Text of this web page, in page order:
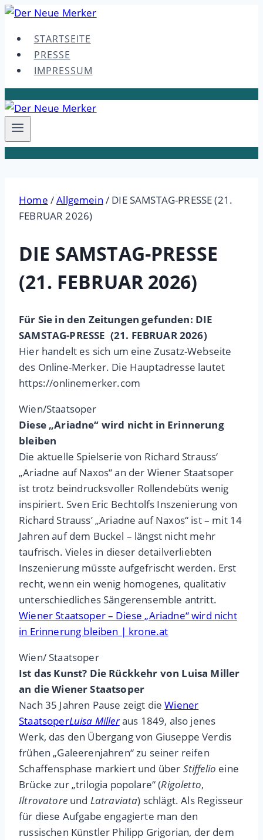
Skip
contentSTARTSEITE
PRESSE
IMPRESSUM
Home /Allgemein / DIE SAMSTAG-PRESSE (21.
FEBRUAR 2026)
DIE SAMSTAG-PRESSE
(21. FEBRUAR 2026)
Für Sie in den Zeitungen gefunden: DIE
SAMSTAG-PRESSE (21. FEBRUAR 2026)
Hier handelt es sich um eine Zusatz-Webseite
des Online-Merker. Die Hauptadresse lautet
https://onlinemerker.com
Wien/Staatsoper
Diese „Ariadne“ wird nicht in Erinnerung
bleiben
Die aktuelle Spielserie von Richard Strauss‘
„Ariadne auf Naxos“ an der Wiener Staatsoper
ist trotz beindrucksvoller Rollendebüts wenig
inspiriert. Sven Eric Bechtolfs Inszenierung von
Richard Strauss’ „Ariadne auf Naxos“ ist – mit 14
Jahren auf dem Buckel – längst nicht mehr
taufrisch. Vieles in dieser detailverliebten
Inszenierung müsste aufgefrischt werden. Erst
recht, wenn ein wenig homogenes, qualitativ
unterschiedliches Sängerensemble antritt.
Wiener Staatsoper – Diese „Ariadne“ wird nicht
in Erinnerung bleiben | krone.at
Wien/ Staatsoper
Ist das Kunst? Die Rückkehr von Luisa Miller
an die Wiener Staatsoper
Nach 35 Jahren Pause zeigt dieWiener
StaatsoperLuisa Milleraus 1849, also jenes
Werk, das den Übergang von Giuseppe Verdis
frühen „Galeerenjahren“ zu seiner reifen
Schaffensphase markiert und über Stiffelio eine
Brücke zur „trilogia popolare“ (Rigoletto,
Iltrovatoreund Latraviata) schlägt. Als Regisseur
für diese Aufgabe engagierte man den
russischen Künstler Philipp Grigorian, der dem